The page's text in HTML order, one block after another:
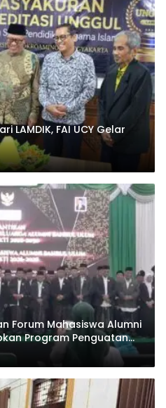
LAMDIK, FAI UCY Gelar
Forum Mahasiswa Alumni
Program Penguatan